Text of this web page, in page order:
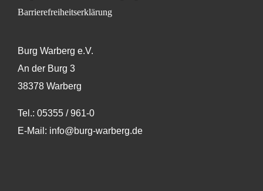
Barrierefreiheitserklärung
Burg Warberg e.V.
An der Burg 3
38378 Warberg
Tel.: 05355 / 961-0
E-Mail: info@burg-warberg.de